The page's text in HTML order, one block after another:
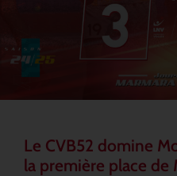
Le CVB52 domine
la première place de